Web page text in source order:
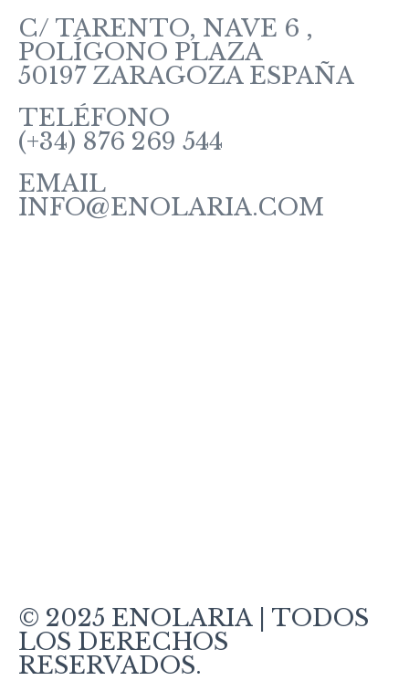
C/ TARENTO, NAVE 6 ,
POLÍGONO PLAZA
50197 ZARAGOZA ESPAÑA
TELÉFONO
(+34) 876 269 544
EMAIL
INFO@ENOLARIA.COM
© 2025 ENOLARIA | TODOS
LOS DERECHOS
RESERVADOS.